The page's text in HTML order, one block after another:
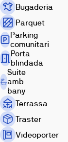
Bugaderia
Parquet
Parking
comunitari
Porta
blindada
Suite
amb
bany
Terrassa
Traster
Videoporter
Avance
obra
Exterior
Dormitori